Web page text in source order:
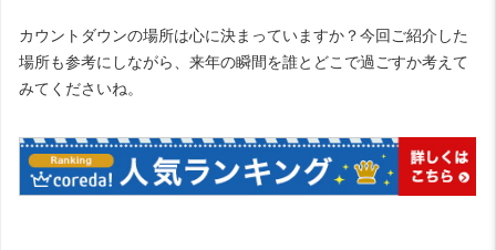
カウントダウンの場所は心に決まっていますか？今回ご紹介した
場所も参考にしながら、来年の瞬間を誰とどこで過ごすか考えて
みてくださいね。